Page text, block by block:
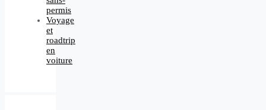
permis
Voyage
et
roadtrip
en
voiture